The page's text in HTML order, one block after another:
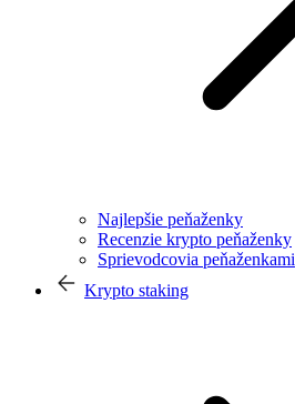
Najlepšie peňaženky
Recenzie krypto peňaženky
Sprievodcovia peňaženkami
Krypto staking